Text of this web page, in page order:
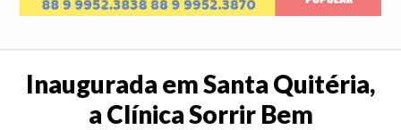
Inaugurada em Santa Quitéria,
a Clínica Sorrir Bem